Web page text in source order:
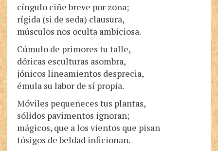
cíngulo ciñe breve por zona;
rígida (si de seda) clausura,
músculos nos oculta ambiciosa.
Cúmulo de primores tu talle,
dóricas esculturas asombra,
jónicos lineamientos desprecia,
émula su labor de sí propia.
Móviles pequeñeces tus plantas,
sólidos pavimentos ignoran;
mágicos, que a los vientos que pisan
tósigos de beldad inficionan.